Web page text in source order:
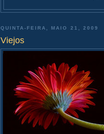
QUINTA-FEIRA, MAIO 21, 2009
Viejos